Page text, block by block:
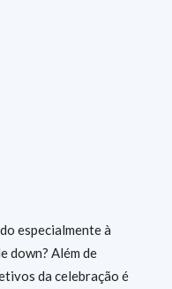
especialmente à
down? Além de
da celebração é